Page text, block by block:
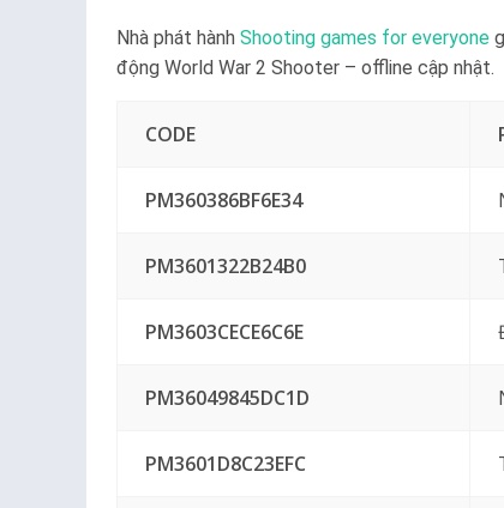
Nhà phát hành Shooting games for everyone
động World War 2 Shooter – offline cập nhật.
CODE
PM360386BF6E34
PM3601322B24B0
PM3603CECE6C6E
PM36049845DC1D
PM3601D8C23EFC